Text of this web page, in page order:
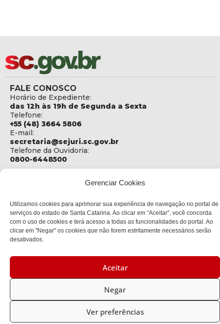
Gerenciar Cookies
Utilizamos cookies para aprimorar sua experiência de navegação no portal de
serviços do estado de Santa Catarina. Ao clicar em “Aceitar”, você concorda
com o uso de cookies e terá acesso a todas as funcionalidades do portal. Ao
clicar em "Negar" os cookies que não forem estritamente necessários serão
desativados.
Aceitar
Negar
Ver preferências
FALE CONOSCO
Horário de Expediente:
das 12h às 19h de Segunda a Sexta
Telefone:
+55 (48) 3664 5806
E-mail:
secretaria@sejuri.sc.gov.br
Telefone da Ouvidoria:
0800-6448500
SEJURI - Secretaria de Estado de Justiça e Reintegração
Rua Fúlvio Aducci, 1214 - Loja 06
Bairro:
Estreito - Florianópolis - SC
CEP:
Santa Catarina |Desenvolvedor: CIASC